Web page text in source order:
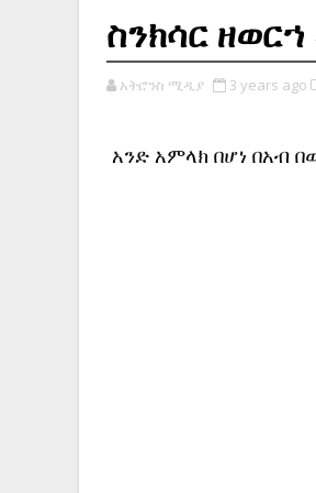
ስንክሳር
አትሮንስ ሚዲያ 3 years ago
አንድ አምላክ በሆነ በአብ